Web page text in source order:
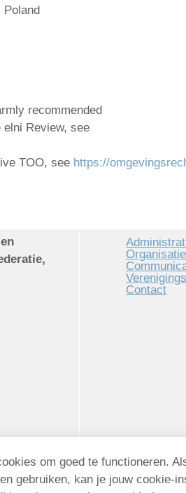
Poland
recommended
elni Review, see
TOO, see https://
Organisatie
Contact
contact
om goed te functioneren.
gebruiken, kan je jouw cookie-